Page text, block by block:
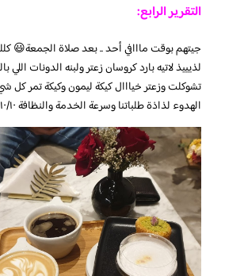
التقرير الرابع:
جيتهم بوقت مااافي أحد .. بعد صلاة الجمعة😃
لذيييذ لاتيه بارد كروسان زعتر ولبنه الدونات اللي
تشوكلت وزعتر خيااال كيكة ليمون وكيكة تمر كل
الهدوء لذاذة طلباتنا وسرعة الخدمة والنظافة ١٠/١٠ 👏🏼🌟